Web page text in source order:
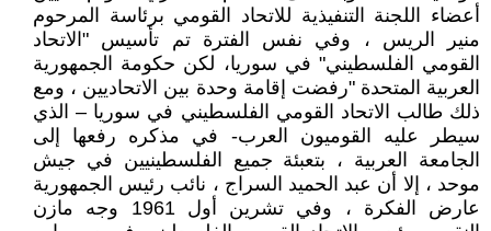
أعضاء اللجنة التنفيذية للاتحاد القومي برئاسة المرحوم
منير الريس ، وفي نفس الفترة تم تأسيس "الاتحاد
القومي الفلسطيني" في سوريا، لكن حكومة الجمهورية
العربية المتحدة "رفضت إقامة وحدة بين الاتحاديين ، ومع
ذلك طالب الاتحاد القومي الفلسطيني في سوريا – الذي
سيطر عليه القوميون العرب- في مذكره رفعها إلى
الجامعة العربية ، بتعبئة جميع الفلسطينيين في جيش
موحد ، إلا أن عبد الحميد السراج ، نائب رئيس الجمهورية
عارض الفكرة ، وفي تشرين أول 1961 وجه مازن